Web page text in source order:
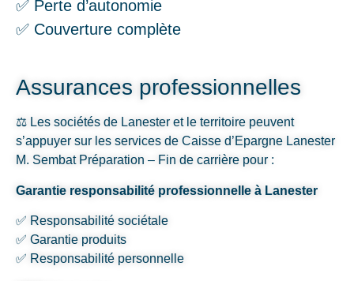
✅ Perte d’autonomie
✅ Couverture complète
Assurances professionnelles
⚖️ Les sociétés de Lanester et le territoire peuvent
s’appuyer sur les services de Caisse d’Epargne Lanester
M. Sembat Préparation – Fin de carrière pour :
Garantie responsabilité professionnelle à Lanester
✅ Responsabilité sociétale
✅ Garantie produits
✅ Responsabilité personnelle